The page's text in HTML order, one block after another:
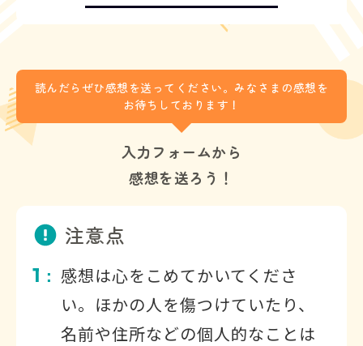
読んだらぜひ感想を送ってください。みなさまの感想を
お待ちしております！
入力フォームから
感想を送ろう！
注意点
1 ： 感想は心をこめてかいてくださ
い。ほかの人を傷つけていたり、
名前や住所などの個人的なことは